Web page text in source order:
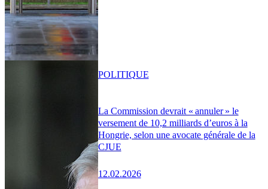
La Commission devrait « annuler » le
versement de 10,2 milliards d’euros à la
Hongrie, selon une avocate générale de la
CJUE
12.02.2026
POLITIQUE